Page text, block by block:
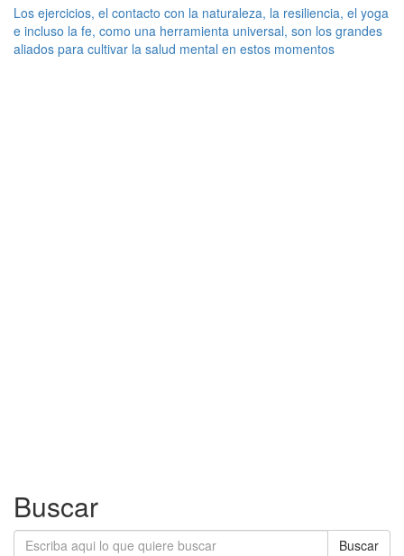
Los ejercicios, el contacto con la naturaleza, la resiliencia, el yoga
e incluso la fe, como una herramienta universal, son los grandes
aliados para cultivar la salud mental en estos momentos
Buscar
Buscar